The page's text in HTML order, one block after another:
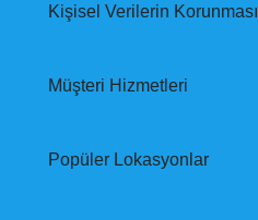
Kişisel Verilerin Korunması
Müşteri Hizmetleri
Popüler Lokasyonlar